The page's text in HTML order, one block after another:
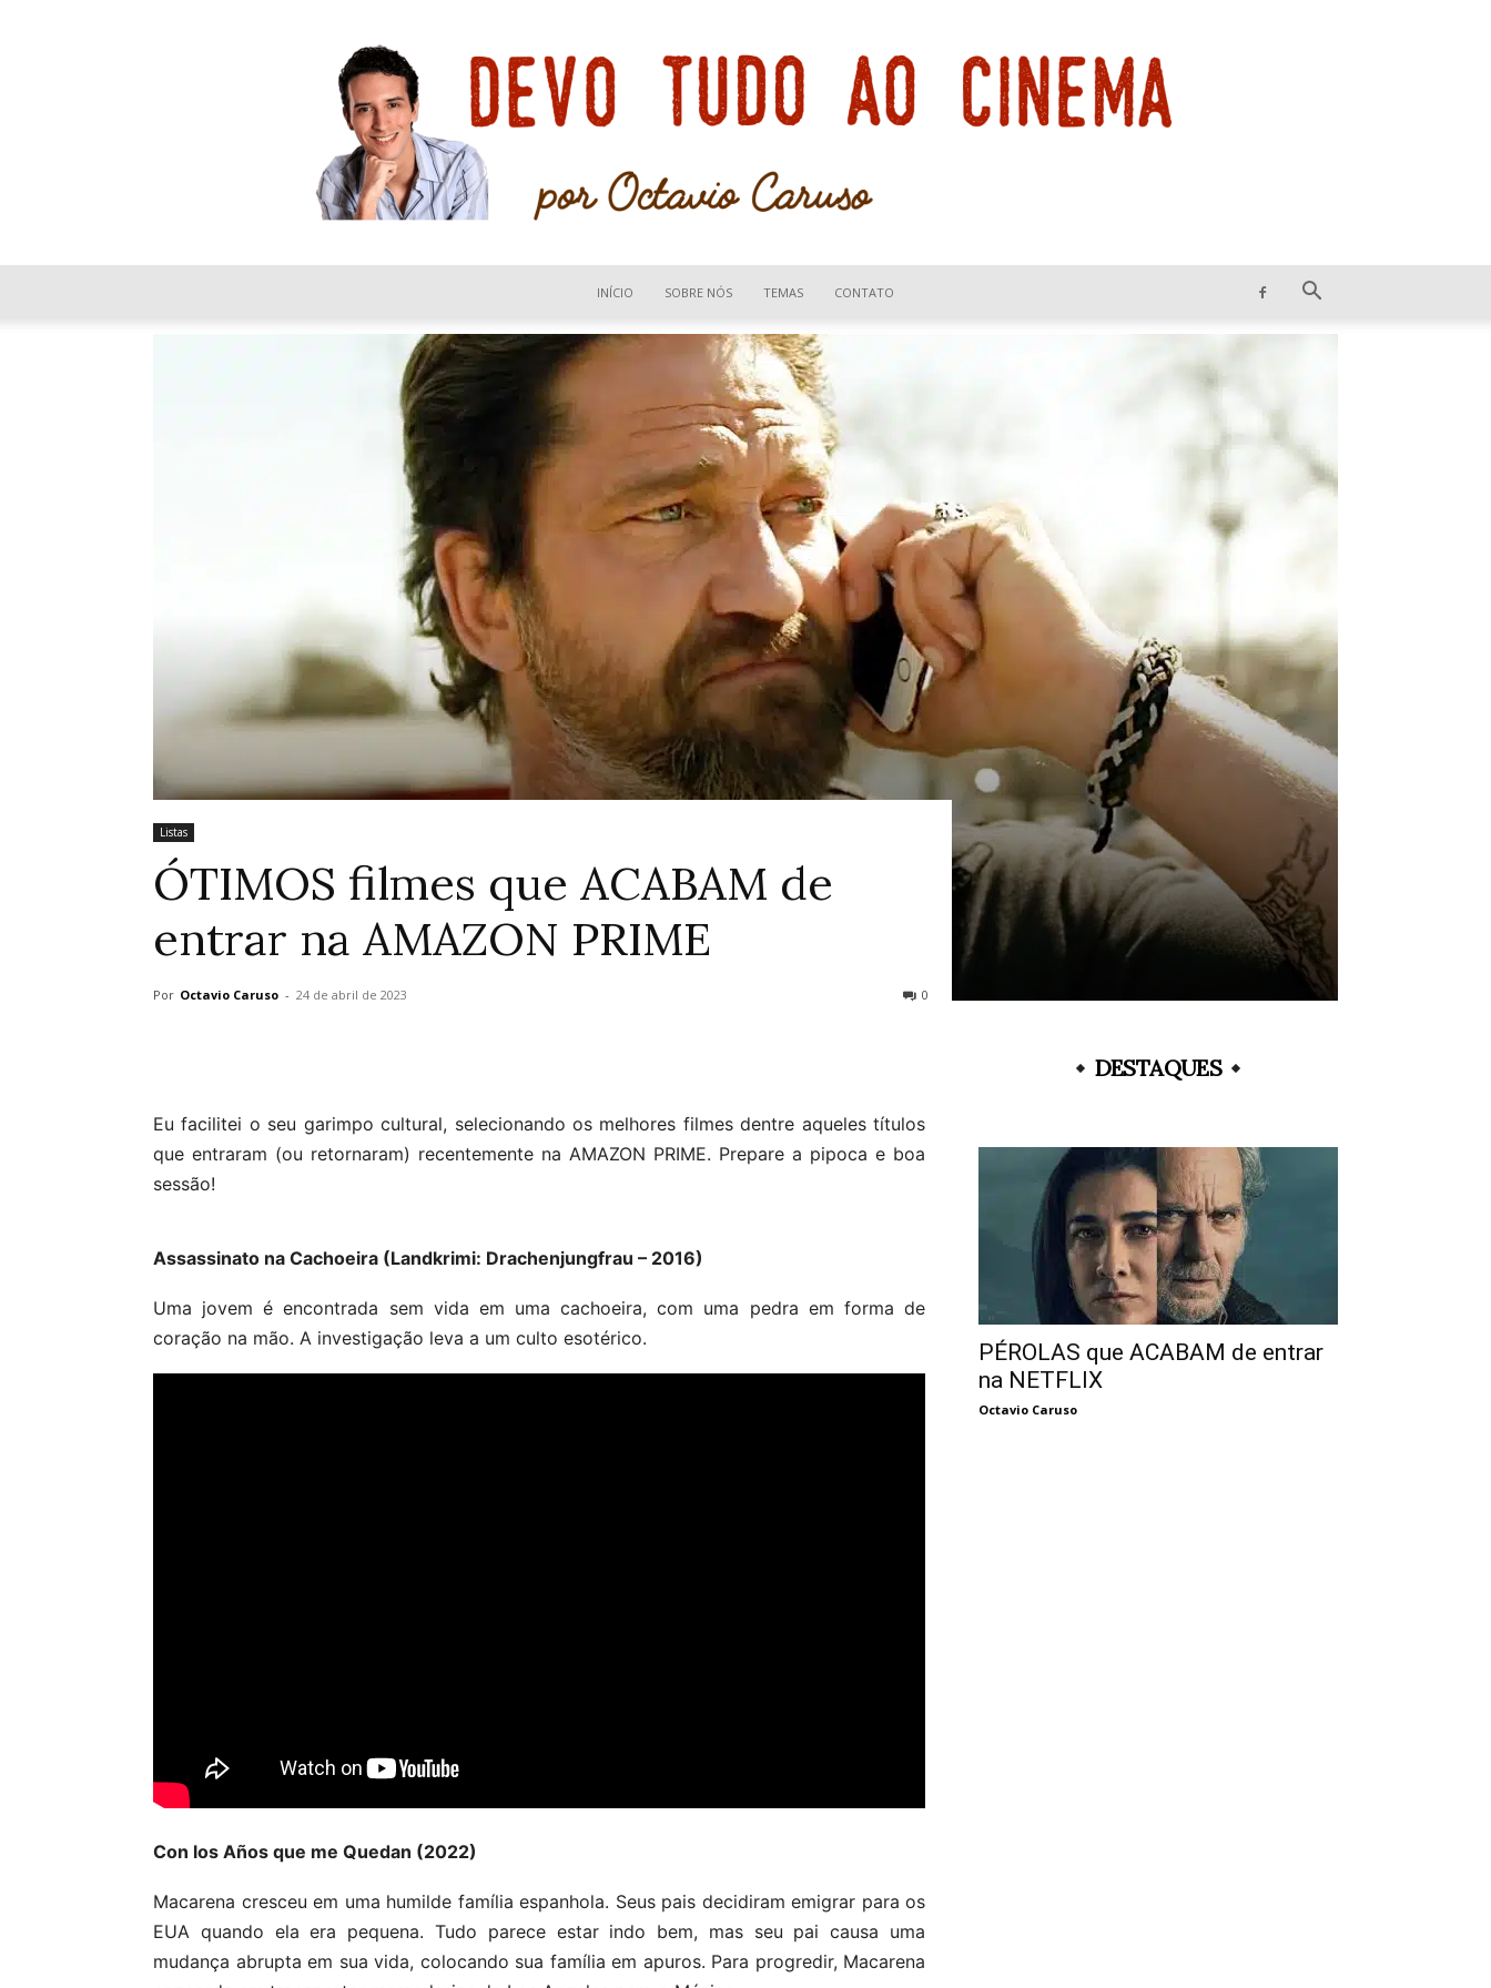
Devo
tudo
ao
INÍCIO SOBRE NÓS TEMAS CONTATO
Listas
ÓTIMOS filmes que ACABAM de
entrar na AMAZON PRIME
Por Octavio Caruso - 24 de abril de 2023 0
Eu facilitei o seu garimpo cultural, selecionando os melhores filmes dentre aqueles títulos
que entraram (ou retornaram) recentemente na AMAZON PRIME. Prepare a pipoca e boa
sessão!
Assassinato na Cachoeira (Landkrimi: Drachenjungfrau – 2016)
Uma jovem é encontrada sem vida em uma cachoeira, com uma pedra em forma de
coração na mão. A investigação leva a um culto esotérico.
Con los Años que me Quedan (2022)
Macarena cresceu em uma humilde família espanhola. Seus pais decidiram emigrar para os
EUA quando ela era pequena. Tudo parece estar indo bem, mas seu pai causa uma
mudança abrupta em sua vida, colocando sua família em apuros. Para progredir, Macarena
DESTAQUES
PÉROLAS que ACABAM de entrar
na NETFLIX
Octavio Caruso